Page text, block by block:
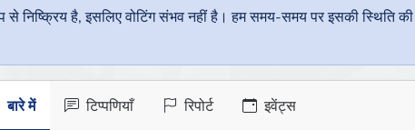
है, इसलिए वोटिंग संभव नहीं है। हम समय-समय पर इसकी स्थिति
बारे में टिप्पणियाँ रिपोर्ट इवेंट्स